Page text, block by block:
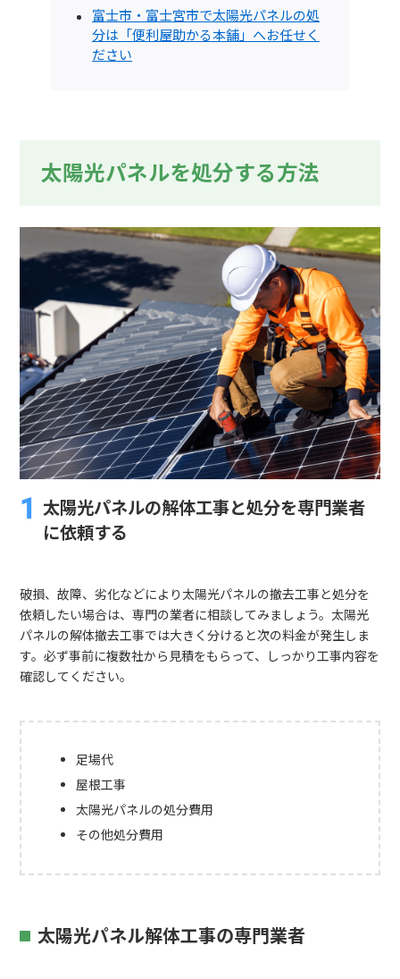
富士市・富士宮市で太陽光パネルの処
分は「便利屋助かる本舗」へお任せく
ださい
太陽光パネルを処分する方法
太陽光パネルの解体工事と処分を専門業者
に依頼する
破損、故障、劣化などにより太陽光パネルの撤去工事と処分を
依頼したい場合は、専門の業者に相談してみましょう。太陽光
パネルの解体撤去工事では大きく分けると次の料金が発生しま
す。必ず事前に複数社から見積をもらって、しっかり工事内容を
確認してください。
足場代
屋根工事
太陽光パネルの処分費用
その他処分費用
太陽光パネル解体工事の専門業者